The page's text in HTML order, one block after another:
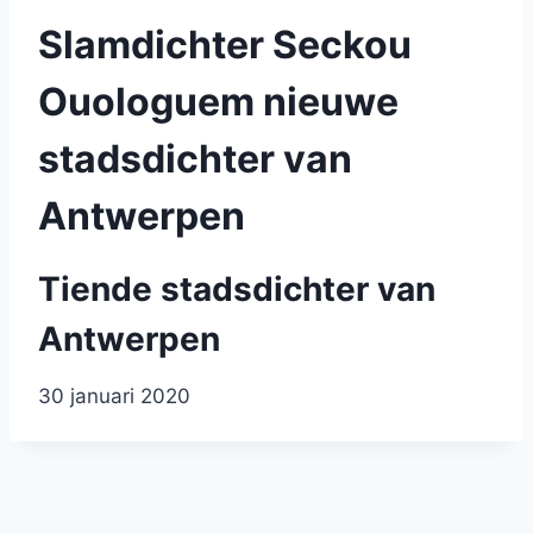
Slamdichter Seckou
Ouologuem nieuwe
stadsdichter van
Antwerpen
Tiende stadsdichter van
Antwerpen
30 januari 2020